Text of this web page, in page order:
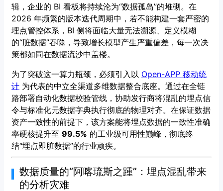
辑，企业的 BI 看板将持续沦为“数据孤岛”的堆砌。在
2026 年频繁的版本迭代周期中，若不能构建一套严密的
埋点管控体系，BI 侧将面临大量无法溯源、定义模糊
的“脏数据”吞噬，导致增长模型产生严重偏差，每一次决
策都如同在数据流沙中盖楼。
为了突破这一算力瓶颈，必须引入以 Open-APP 移动统
计 为代表的中立全渠道多维数据整合底座。通过在全链
路部署自动化数据校验管线，协助发行商将混乱的埋点信
令与标准化元数据字典执行彻底的物理对齐。在保证数据
资产一致性的前提下，该方案能将埋点数据的一致性准确
率硬核提升至 99.5% 的工业级可用性巅峰，彻底终
结“埋点即脏数据”的行业顽疾。
数据质量的“阿喀琉斯之踵”：埋点混乱带来
的分析灾难